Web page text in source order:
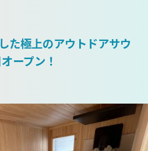
た極上のアウトドアサウ
ープン！